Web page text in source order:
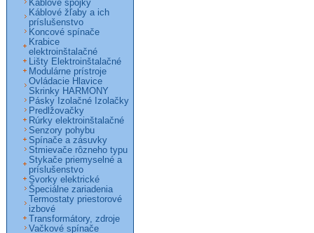
Káblové spojky
Káblové žľaby a ich
príslušenstvo
Koncové spínače
Krabice
elektroinštalačné
Lišty Elektroinštalačné
Modulárne prístroje
Ovládacie Hlavice
Skrinky HARMONY
Pásky Izolačné Izolačky
Predlžovačky
Rúrky elektroinštalačné
Senzory pohybu
Spínače a zásuvky
Stmievače rôzneho typu
Stykače priemyselné a
príslušenstvo
Svorky elektrické
Špeciálne zariadenia
Termostaty priestorové
izbové
Transformátory, zdroje
Vačkové spínače